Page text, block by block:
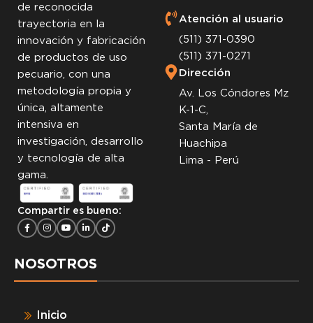
de reconocida
trayectoria en la
innovación y fabricación
de productos de uso
pecuario, con una
metodología propia y
única, altamente
intensiva en
investigación, desarrollo
y tecnología de alta
gama.
Compartir es bueno:
Atención al usuario
(511) 371-0390
(511) 371-0271
Dirección
Av. Los Cóndores Mz
K-1-C,
Santa María de
Huachipa
Lima - Perú
NOSOTROS
Inicio